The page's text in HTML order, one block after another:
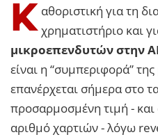
Κ αθοριστική για τη
χρηματιστήριο και
μικροεπενδυτών στην
είναι η “συμπεριφορά”
επανέρχεται σήμερα στο
προσαρμοσμένη τιμή - και
αριθμό χαρτιών - λόγω